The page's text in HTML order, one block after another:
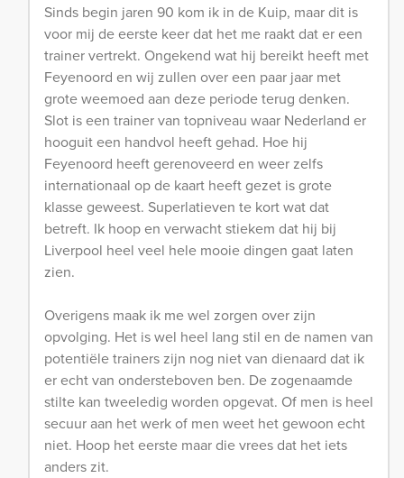
Sinds begin jaren 90 kom ik in de Kuip, maar dit is
voor mij de eerste keer dat het me raakt dat er een
trainer vertrekt. Ongekend wat hij bereikt heeft met
Feyenoord en wij zullen over een paar jaar met
grote weemoed aan deze periode terug denken.
Slot is een trainer van topniveau waar Nederland er
hooguit een handvol heeft gehad. Hoe hij
Feyenoord heeft gerenoveerd en weer zelfs
internationaal op de kaart heeft gezet is grote
klasse geweest. Superlatieven te kort wat dat
betreft. Ik hoop en verwacht stiekem dat hij bij
Liverpool heel veel hele mooie dingen gaat laten
zien.
Overigens maak ik me wel zorgen over zijn
opvolging. Het is wel heel lang stil en de namen van
potentiële trainers zijn nog niet van dienaard dat ik
er echt van ondersteboven ben. De zogenaamde
stilte kan tweeledig worden opgevat. Of men is heel
secuur aan het werk of men weet het gewoon echt
niet. Hoop het eerste maar die vrees dat het iets
anders zit.